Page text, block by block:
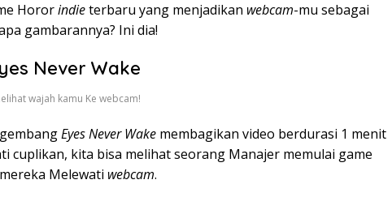
Hororindieterbaru yang menjadikan webcam-mu sebagai
gambarannya? Ini dia!
Never Wake
wajah kamu Ke webcam!
Eyes Never Wake membagikan video berdurasi 1 menit
cuplikan, kita bisa melihat seorang Manajer memulai game
Melewati webcam.